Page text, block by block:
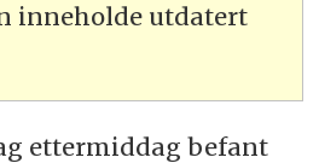
inneholde utdatert
ettermiddag befant